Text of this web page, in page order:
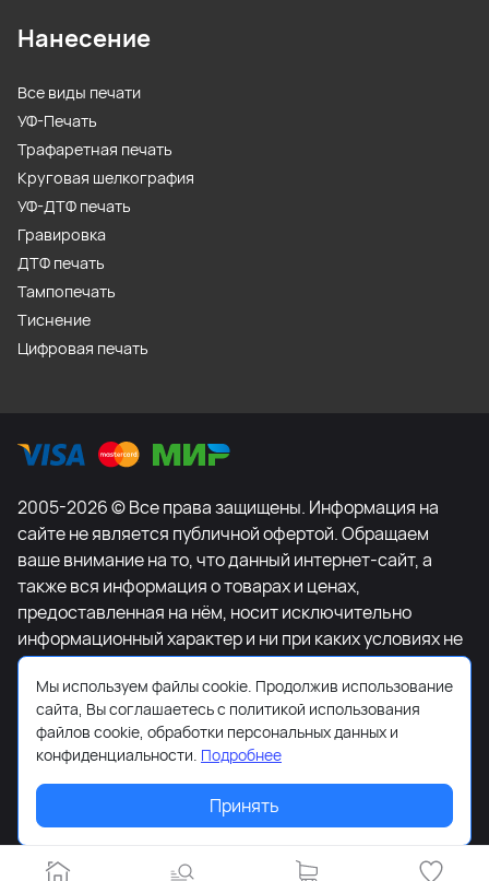
Нанесение
Все виды печати
УФ-Печать
Трафаретная печать
Круговая шелкография
УФ-ДТФ печать
Гравировка
ДТФ печать
Тампопечать
Тиснение
Цифровая печать
2005-2026 © Все права защищены. Информация на
сайте не является публичной офертой. Обращаем
ваше внимание на то, что данный интернет-сайт, а
также вся информация о товарах и ценах,
предоставленная на нём, носит исключительно
информационный характер и ни при каких условиях не
является публичной офертой, определяемой
положениями Статьи 437 Гражданского кодекса
Российской Федерации. Для получения подробной
информации о наличии и стоимости указанных
товаров и (или) услуг, пожалуйста, обращайтесь к
менеджеру сайта с помощью специальной формы
связи или по телефону +7-495-627-77-11.
Мы используем файлы cookie. Продолжив использование
сайта, Вы соглашаетесь с политикой использования
файлов cookie, обработки персональных данных и
конфиденциальности. Подробнее
Принять